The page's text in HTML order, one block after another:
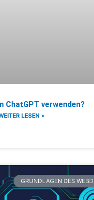
ChatGPT verwenden?
LESEN »
GRUNDLAGEN DES